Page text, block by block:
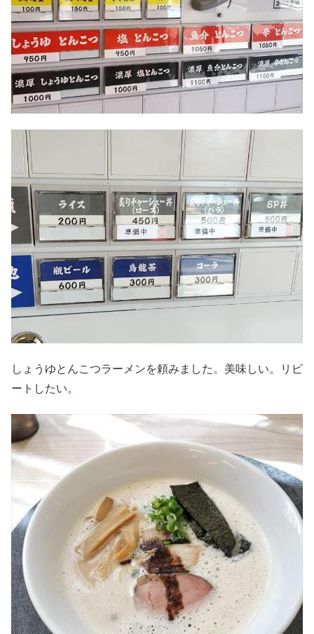
しょうゆとんこつラーメンを頼みました。美味しい。リピ
ートしたい。